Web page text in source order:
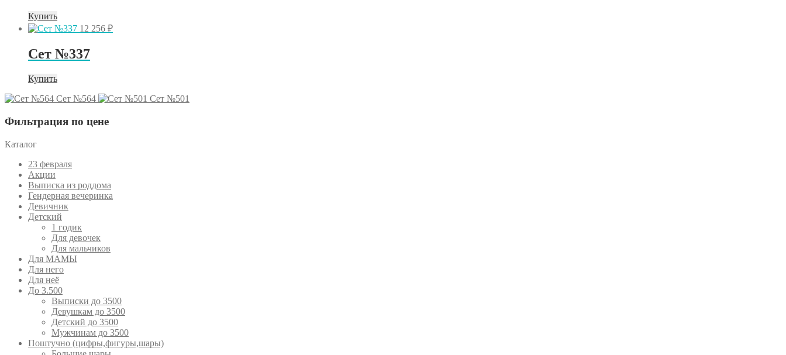
Купить
12 256 ₽
Сет №337
Купить
Сет №564
Сет №501
Фильтрация по цене
Каталог
23 февраля
Акции
Выписка из роддома
Гендерная вечеринка
Девичник
Детский
1 годик
Для девочек
Для мальчиков
Для МАМЫ
Для него
Для неё
До 3.500
Выписки до 3500
Девушкам до 3500
Детский до 3500
Мужчинам до 3500
Поштучно (цифры,фигуры,шары)